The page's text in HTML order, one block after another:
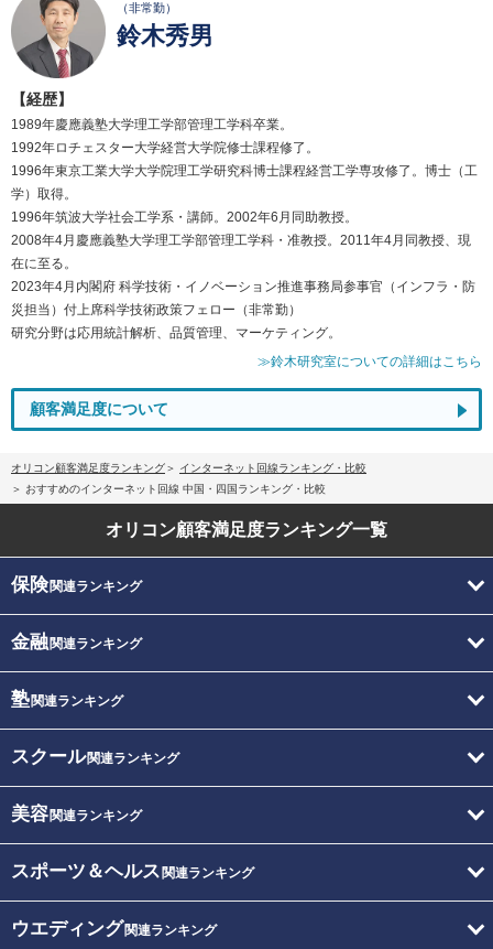
（非常勤）
鈴木秀男
【経歴】
1989年慶應義塾大学理工学部管理工学科卒業。
1992年ロチェスター大学経営大学院修士課程修了。
1996年東京工業大学大学院理工学研究科博士課程経営工学専攻修了。博士（工
学）取得。
1996年筑波大学社会工学系・講師。2002年6月同助教授。
2008年4月慶應義塾大学理工学部管理工学科・准教授。2011年4月同教授、現
在に至る。
2023年4月内閣府 科学技術・イノベーション推進事務局参事官（インフラ・防
災担当）付上席科学技術政策フェロー（非常勤）
研究分野は応用統計解析、品質管理、マーケティング。
≫鈴木研究室についての詳細はこちら
顧客満足度について
オリコン顧客満足度ランキング
インターネット回線ランキング・比較
おすすめのインターネット回線 中国・四国ランキング・比較
オリコン顧客満足度ランキング一覧
保険関連ランキング
金融関連ランキング
塾関連ランキング
スクール関連ランキング
美容関連ランキング
スポーツ＆ヘルス 関連ランキング
ウエディング関連ランキング